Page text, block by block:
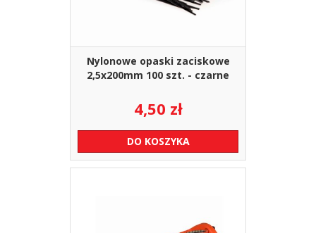
Nylonowe opaski zaciskowe
2,5x200mm 100 szt. - czarne
4,50 zł
DO KOSZYKA